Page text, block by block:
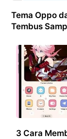
Tema Oppo
Tembus
3 Cara